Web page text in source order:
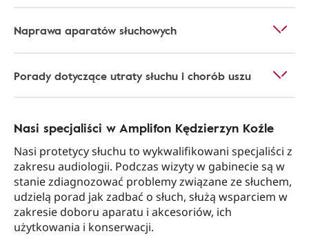
Naprawa aparatów słuchowych
Porady dotyczące utraty słuchu i chorób uszu
Nasi specjaliści w Amplifon Kędzierzyn Koźle
Nasi protetycy słuchu to wykwalifikowani specjaliści z
zakresu audiologii. Podczas wizyty w gabinecie są w
stanie zdiagnozować problemy związane ze słuchem,
udzielą porad jak zadbać o słuch, służą wsparciem w
zakresie doboru aparatu i akcesoriów, ich
użytkowania i konserwacji.